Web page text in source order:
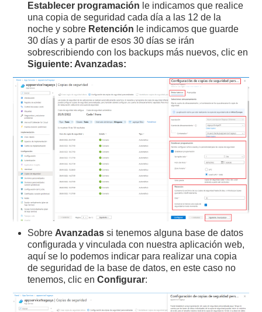
Establecer programación le indicamos que realice
una copia de seguridad cada día a las 12 de la
noche y sobre Retención le indicamos que guarde
30 días y a partir de esos 30 días se irán
sobrescribiendo con los backups más nuevos, clic en
Siguiente: Avanzadas:
SobreAvanzadas si tenemos alguna base de datos
configurada y vinculada con nuestra aplicación web,
aquí se lo podemos indicar para realizar una copia
de seguridad de la base de datos, en este caso no
tenemos, clic enConfigurar: